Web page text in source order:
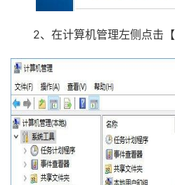
2、在计算机管理左侧点击【